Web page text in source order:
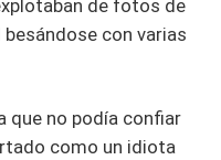
de fotos de
con varias
que no podía confiar
como un idiota